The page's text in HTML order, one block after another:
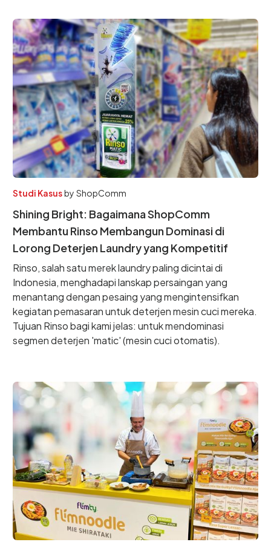
Studi Kasusby ShopComm
Shining Bright: Bagaimana ShopComm
Membantu Rinso Membangun Dominasi di
Lorong Deterjen Laundry yang Kompetitif
Rinso, salah satu merek laundry paling dicintai di
Indonesia, menghadapi lanskap persaingan yang
menantang dengan pesaing yang mengintensifkan
kegiatan pemasaran untuk deterjen mesin cuci mereka.
Tujuan Rinso bagi kami jelas: untuk mendominasi
segmen deterjen 'matic' (mesin cuci otomatis).